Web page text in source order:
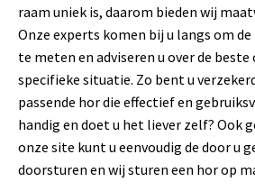
raam uniek is, daarom bieden wij
Onze experts komen bij u langs om
te meten en adviseren u over de
specifieke situatie. Zo bent u
passende hor die effectief en
handig en doet u het liever zelf? Ook
onze site kunt u eenvoudig de door u
doorsturen en wij sturen een hor op